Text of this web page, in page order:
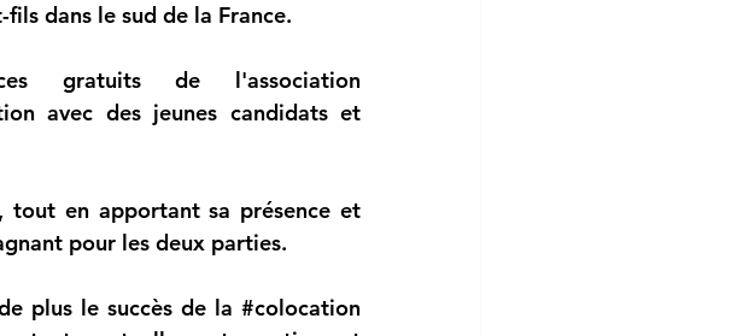
dans le sud de la France.
avec des jeunes candidats et
tout en apportant sa présence et
pour les deux parties.
plus le succès de la #colocation